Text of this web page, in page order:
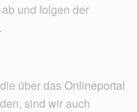
und folgen der
über dasOnlineportal
sind wir auch